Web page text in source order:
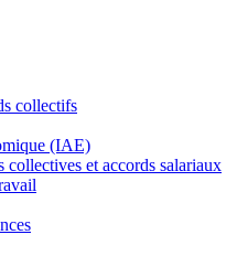
collectifs
(IAE)
collectives et accords salariaux